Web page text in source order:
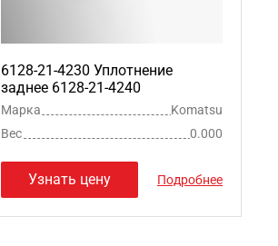
6128-21-4230 Уплотнение
заднее 6128-21-4240
Марка
Komatsu
Вес
0.000
Узнать цену Подробнее